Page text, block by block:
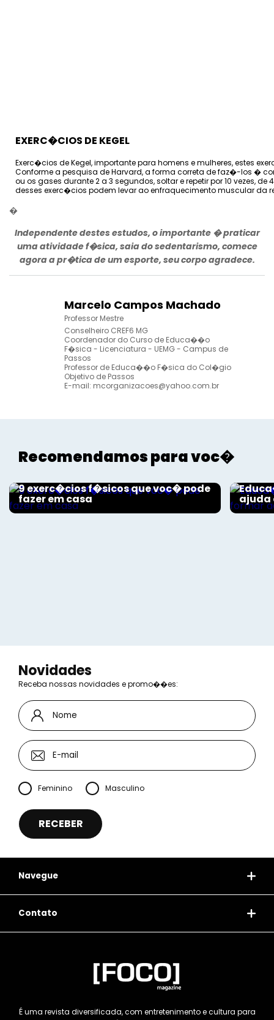
EXERC�CIOS DE KEGEL
Exerc�cios de Kegel, importante para homens e mulheres, estes
Conforme a pesquisa de Harvard, a forma correta de faz�-los �
ou os gases durante 2 a 3 segundos, soltar e repetir por 10 vezes,
desses exerc�cios podem levar ao enfraquecimento muscular da
�
Independente destes estudos, o importante � praticar
uma atividade f�sica, saia do sedentarismo, comece
agora a pr�tica de um esporte, seu corpo agradece.
Marcelo Campos Machado
Professor Mestre
Conselheiro CREF6 MG
Coordenador do Curso de Educa��o
F�sica - Licenciatura - UEMG - Campus de
Passos
Professor de Educa��o F�sica do Col�gio
Objetivo de Passos
E-mail: mcorganizacoes@yahoo.com.br
Recomendamos para voc�
9 exerc�cios f�sicos que voc� pode
fazer em casa ajuda
Novidades
Receba nossas novidades e promo��es:
Feminino Masculino
Navegue
Contato
É uma revista diversificada, com entretenimento e cultura para